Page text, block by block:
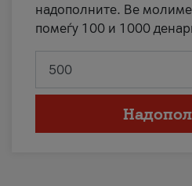
надополните. Ве
помеѓу 100 и 1000